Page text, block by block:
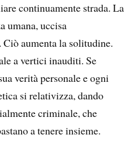
continuamente strada. La
umana, uccisa
aumenta la solitudine.
a vertici inauditi. Se
verità personale e ogni
si relativizza, dando
criminale, che
a tenere insieme.